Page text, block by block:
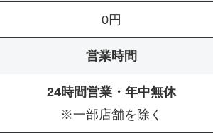
0円
営業時間
24時間営業・年中無休
※一部店舗を除く